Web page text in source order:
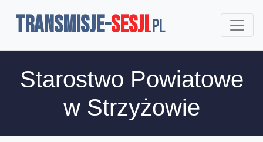
TRANSMISJE-SESJI.pl
Starostwo Powiatowe
w Strzyżowie